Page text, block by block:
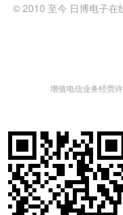
© 2010 至今 日博电子在
增值电信业务经营